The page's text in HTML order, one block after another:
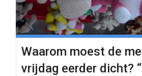
Waarom moest de
vrijdag eerder dicht?